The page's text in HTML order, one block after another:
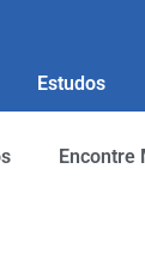
Estudos
Encontre